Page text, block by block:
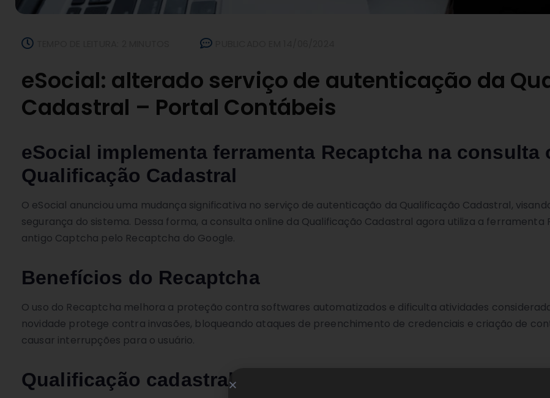
eSocial: alterado serviço de autenticação da
Cadastral – Portal Contábeis
eSocial implementa ferramenta Recaptcha na consulta
Qualificação Cadastral
O eSocial anunciou uma mudança significativa no serviço de autenticação da Qualificação Cadastral,
segurança do sistema. Dessa forma, a consulta online da Qualificação Cadastral agora utiliza a ferramenta
antigo Captcha pelo Recaptcha do Google.
Benefícios do Recaptcha
O uso do Recaptcha melhora a proteção contra softwares automatizados e dificulta atividades
novidade protege contra invasões, bloqueando ataques de preenchimento de credenciais e criação de
causar interrupções para o usuário.
Qualificação cadastral